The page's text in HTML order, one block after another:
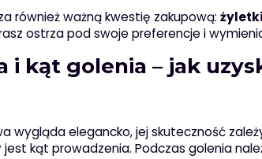
również ważną kwestię zakupową:
ostrza pod swoje preferencje i
i kąt golenia – jak
wygląda elegancko, jej skuteczność zależy
jest kąt prowadzenia. Podczas golenia